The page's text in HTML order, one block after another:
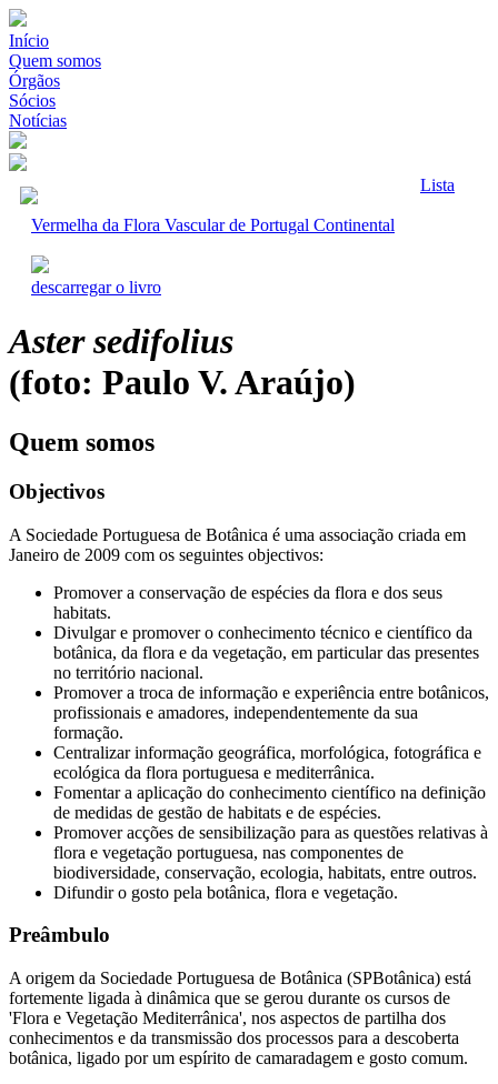
Início
Quem somos
Órgãos
Sócios
Notícias
Lista
Vermelha da Flora Vascular de Portugal Continental
descarregar o livro
Aster sedifolius
(foto: Paulo V. Araújo)
Quem somos
Objectivos
A Sociedade Portuguesa de Botânica é uma associação criada em
Janeiro de 2009 com os seguintes objectivos:
Promover a conservação de espécies da flora e dos seus
habitats.
Divulgar e promover o conhecimento técnico e científico da
botânica, da flora e da vegetação, em particular das presentes
no território nacional.
Promover a troca de informação e experiência entre botânicos,
profissionais e amadores, independentemente da sua
formação.
Centralizar informação geográfica, morfológica, fotográfica e
ecológica da flora portuguesa e mediterrânica.
Fomentar a aplicação do conhecimento científico na definição
de medidas de gestão de habitats e de espécies.
Promover acções de sensibilização para as questões relativas à
flora e vegetação portuguesa, nas componentes de
biodiversidade, conservação, ecologia, habitats, entre outros.
Difundir o gosto pela botânica, flora e vegetação.
Preâmbulo
A origem da Sociedade Portuguesa de Botânica (SPBotânica) está
fortemente ligada à dinâmica que se gerou durante os cursos de
'Flora e Vegetação Mediterrânica', nos aspectos de partilha dos
conhecimentos e da transmissão dos processos para a descoberta
botânica, ligado por um espírito de camaradagem e gosto comum.